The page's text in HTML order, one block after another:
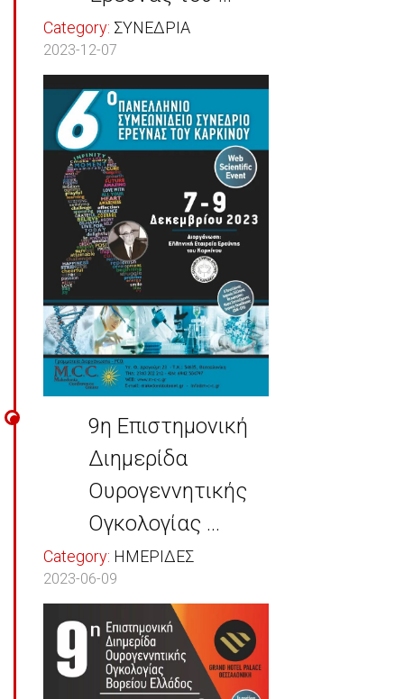
Category: ΣΥΝΕΔΡΙΑ
2023-12-07
9η Επιστημονική
Διημερίδα
Ουρογεννητικής
Ογκολογίας ...
Category: ΗΜΕΡΙΔΕΣ
2023-06-09